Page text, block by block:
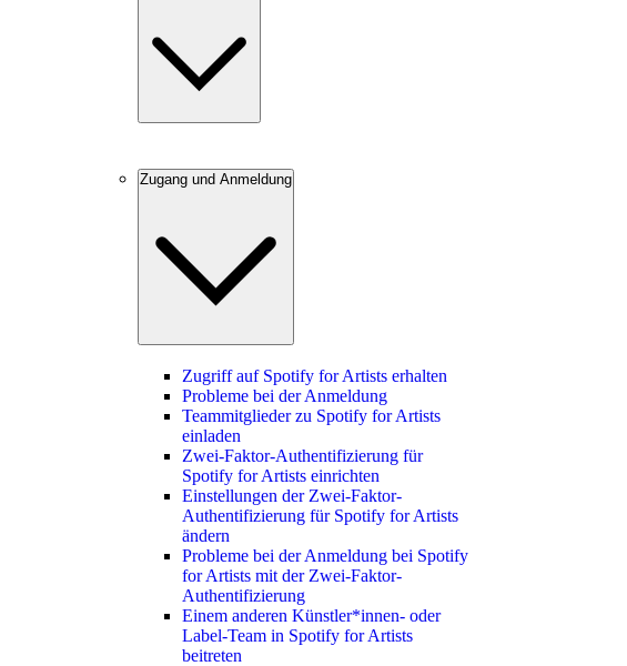
Zugang und Anmeldung
Zugriff auf Spotify for Artists erhalten
Probleme bei der Anmeldung
Teammitglieder zu Spotify for Artists
einladen
Zwei-Faktor-Authentifizierung für
Spotify for Artists einrichten
Einstellungen der Zwei-Faktor-
Authentifizierung für Spotify for Artists
ändern
Probleme bei der Anmeldung bei Spotify
for Artists mit der Zwei-Faktor-
Authentifizierung
Einem anderen Künstler*innen- oder
Label-Team in Spotify for Artists
beitreten